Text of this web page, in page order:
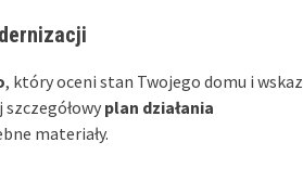
, który oceni stan Twojego domu i
plan działania
materiały.